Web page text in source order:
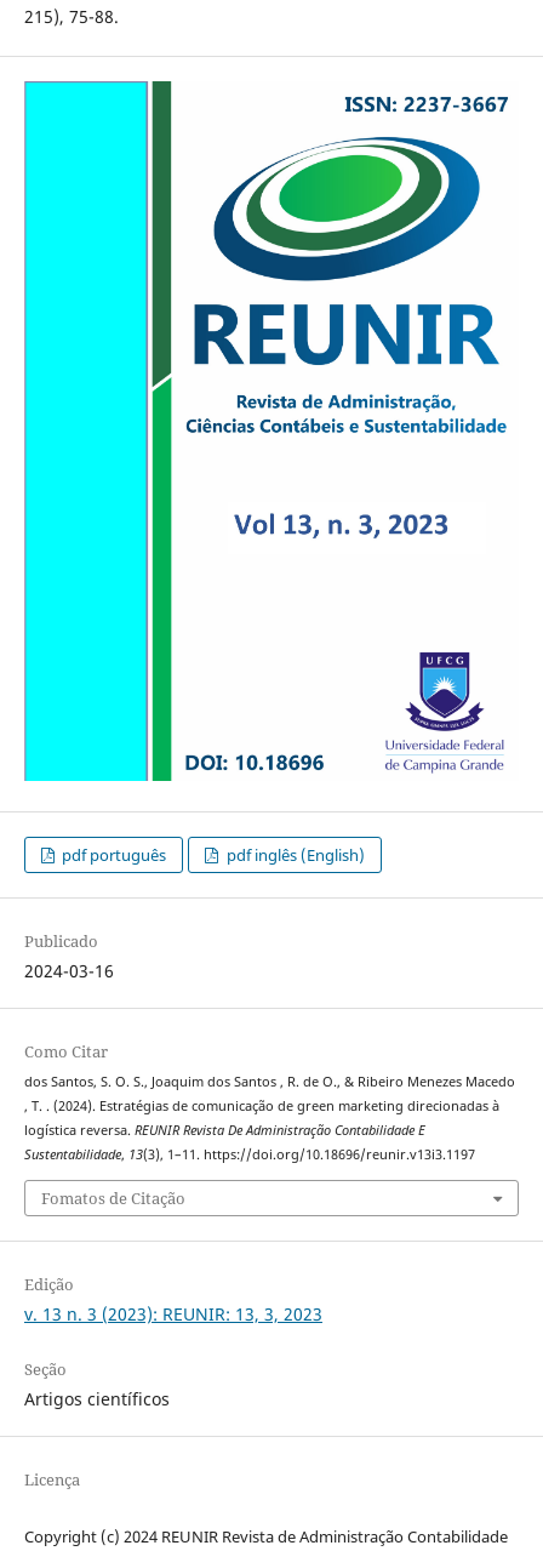
215), 75-88.
pdf português pdf inglês (English)
Publicado
2024-03-16
Como Citar
dos Santos, S. O. S., Joaquim dos Santos , R. de O., & Ribeiro Menezes Macedo
, T. . (2024). Estratégias de comunicação de green marketing direcionadas à
logística reversa. REUNIR Revista De Administração Contabilidade E
Sustentabilidade, 13(3), 1–11. https://doi.org/10.18696/reunir.v13i3.1197
Fomatos de Citação
Edição
v. 13 n. 3 (2023): REUNIR: 13, 3, 2023
Seção
Artigos científicos
Licença
Copyright (c) 2024 REUNIR Revista de Administração Contabilidade